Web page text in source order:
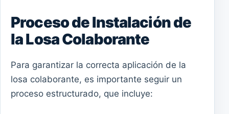
Proceso de Instalación de
la Losa Colaborante
Para garantizar la correcta aplicación de la
losa colaborante, es importante seguir un
proceso estructurado, que incluye: